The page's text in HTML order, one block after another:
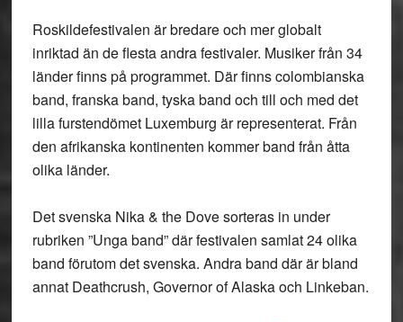
Roskildefestivalen är bredare och mer globalt
inriktad än de flesta andra festivaler. Musiker från 34
länder finns på programmet. Där finns colombianska
band, franska band, tyska band och till och med det
lilla furstendömet Luxemburg är representerat. Från
den afrikanska kontinenten kommer band från åtta
olika länder.
Det svenska Nika & the Dove sorteras in under
rubriken ”Unga band” där festivalen samlat 24 olika
band förutom det svenska. Andra band där är bland
annat Deathcrush, Governor of Alaska och Linkeban.